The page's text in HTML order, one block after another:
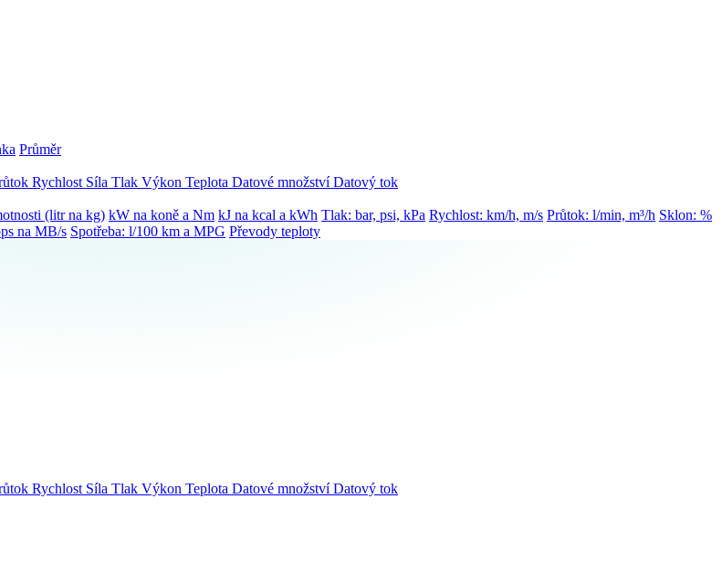
Průměr
Rychlost Síla Tlak Výkon Teplota Datové množstvíDatový tok
(litr na kg) kW na koně a Nm kJ na kcal a kWh Tlak: bar, psi, kPa Rychlost: km/h, m/s Průtok: l/min, m³/h Sklon: %
na MB/s Spotřeba: l/100 km a MPG Převody teploty
Rychlost Síla Tlak Výkon Teplota Datové množstvíDatový tok